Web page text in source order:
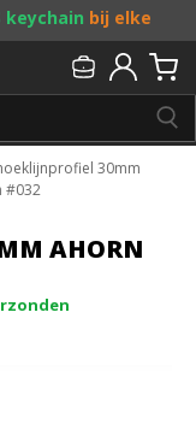
keychain bij elke
je mee?
30mm
#032
AHORN